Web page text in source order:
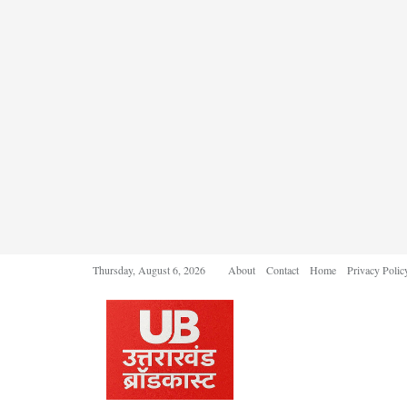
Thursday, August 6, 2026 About Contact Home Privacy